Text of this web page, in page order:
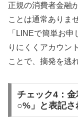
正規の消費者金融
ことは通常ありま
「LINEで簡単お
りにくくアカウン
ことで、摘発を逃
チェック4：
○%」と表記さ